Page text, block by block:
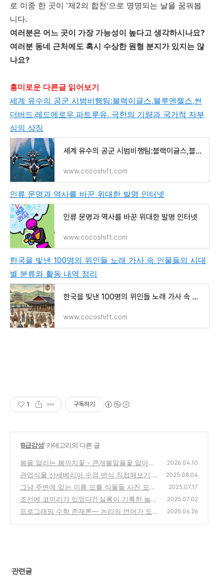
로 이중 한 곳이 '제2의 합천'으로 명명되는 날을 꿈꿔봅
니다.
여러분은 어느 곳이 가장 가능성이 높다고 생각하시나요?
여러분 동네 근처에도 혹시 수상한 원형 분지가 있지는 않
나요?
흥미로운 다른글 읽어보기
세계 유수의 공군 시범비행팀:블랙이글스,블루엔젤스,썬
더버드,레드에로우,파트루유, 극한의 기량과 국가적 자부
심의 상징
세계 유수의 공군 시범비행팀:블랙이글스,블루엔젤스,썬더버드,레드에로우,파트루유, 극한의 기
www.cocoshift.com
인류 문명과 역사를 바꾼 위대한 발명 인터넷
인류 문명과 역사를 바꾼 위대한 발명 인터넷
www.cocoshift.com
한국을 빛낸 100명의 위인들 노래 가사 속 인물들의 시대
별 분류와 활동 내역 정리
한국을 빛낸 100명의 위인들 노래 가사 속 인물들의 시대별 분류와 활동 내역 정리
www.cocoshift.com
1 구독하기
'B급감성' 카테고리의 다른 글
봄을 알리는 봄까치꽃 - 큰개불알풀꽃 알아보
기
(2)
2026.04.10
관엽식물 산세베리아 수경 번식 직접해보기
(3)
2025.08.04
그냥 주변에 있는 이름 모를 식물들 사진 모음
(8)
2025.07.17
조선에 코끼리가 있었다?! 실록이 기록한 놀라
운 외래동물 이야기
(0)
2025.07.02
프로그래밍 수학 존재론― 논리의 언어가 도달
2025.06.26
관련글